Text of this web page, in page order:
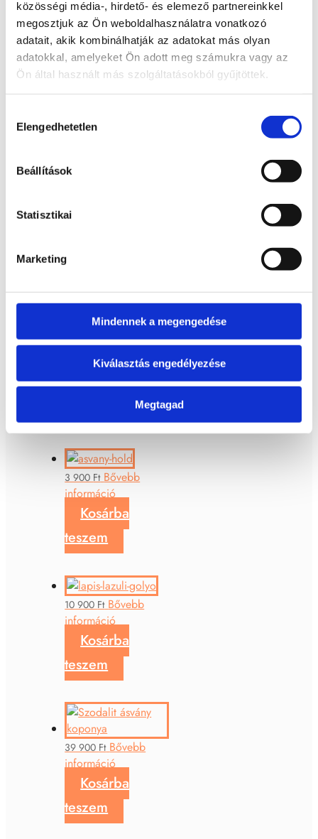
közösségi média-, hirdető- és elemező partnereinkkel
megosztjuk az Ön weboldalhasználatra vonatkozó
adatait, akik kombinálhatják az adatokat más olyan
adatokkal, amelyeket Ön adott meg számukra vagy az
Ön által használt más szolgáltatásokból gyűjtöttek.
kiválasztása
Elengedhetetlen
Beállítások
Statisztikai
Marketing
Mindennek a megengedése
Kiválasztás engedélyezése
Megtagad
Szín:tengerzöldtől a kékig
Keménység:7,5-8
Törés:egyenletlen
Kapcsolódó termékek
Érdekelhetnek még…
Bővebb
információ
Kosárba
3 900 Ft Bővebb
információ
Kosárba
teszem
10 900 Ft Bővebb
információ
Kosárba
teszem
39 900 Ft Bővebb
információ
Kosárba
teszem